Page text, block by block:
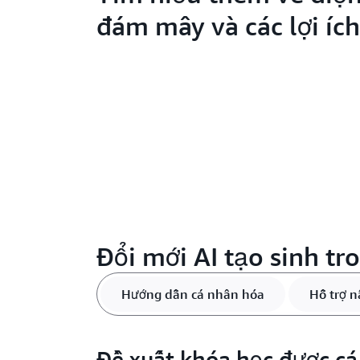
đám mây và các lợi ích
Đổi mới AI tạo sinh
Hướng dẫn cá nhân hóa Hỗ trợ